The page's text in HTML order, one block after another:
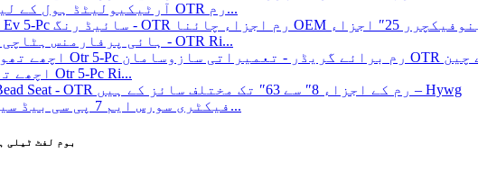
آرٹیکیولیٹڈ ہول کے لیے تعمیراتی سازوسامان OTR رم...
ہائی پرفارمنس ہٹاچی ایوی 5-پی سی سائیڈ رنگ - OTR Ri...
اچھے تھوک فروش 36.00-25/1.5 کیس Otr 5-Pc Ri...
فیکٹری سورس ایم 7 پی سی بیڈ سیٹ - او ٹی آر رم کمپونین...
بوم لفٹ ٹیلی